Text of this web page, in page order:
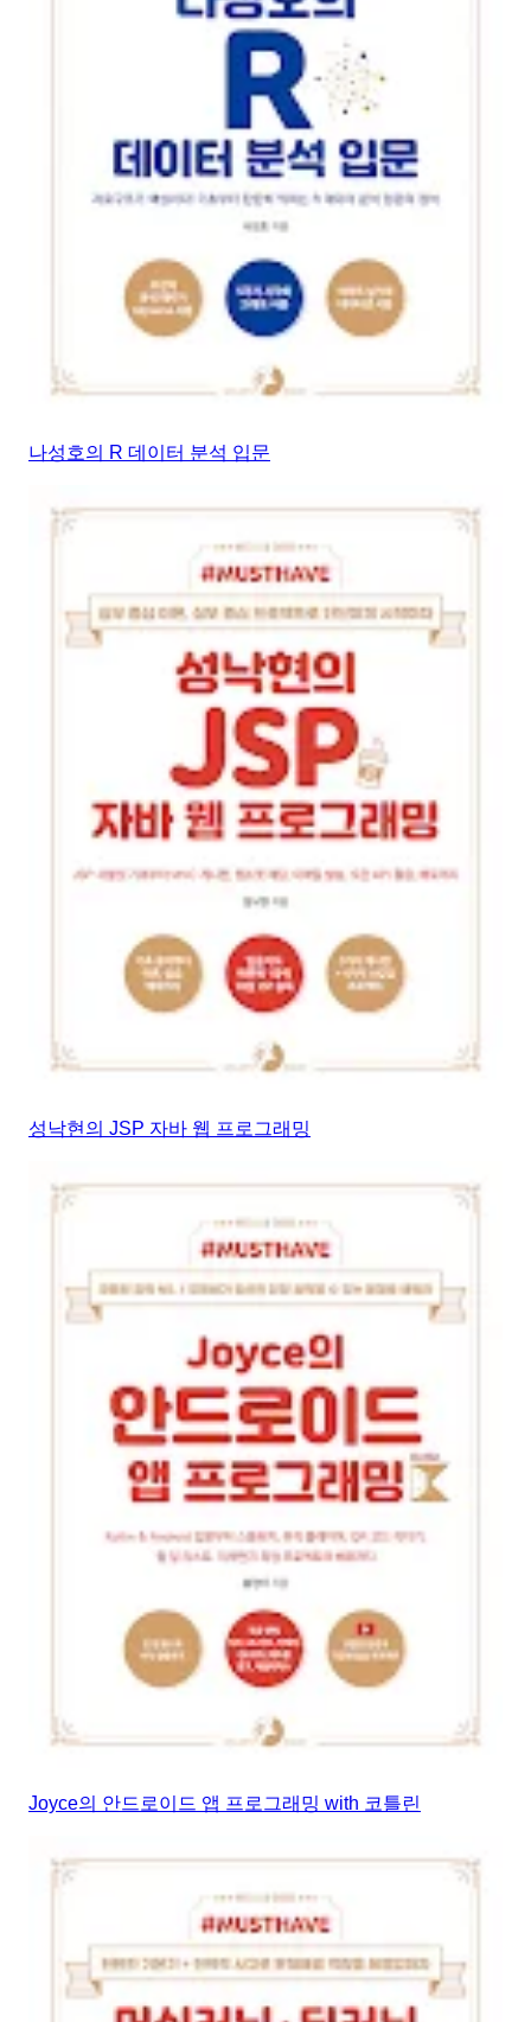
나성호의 R 데이터 분석 입문
성낙현의 JSP 자바 웹 프로그래밍
Joyce의 안드로이드 앱 프로그래밍 with 코틀린